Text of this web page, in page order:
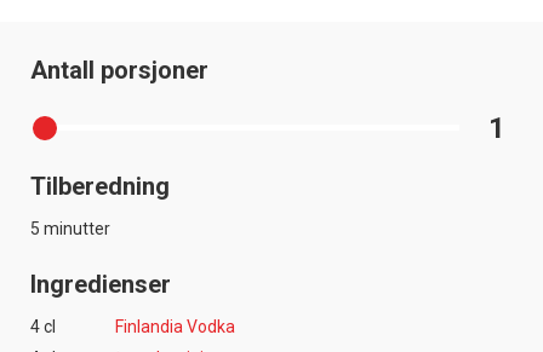
Antall porsjoner
1
Tilberedning
5 minutter
Ingredienser
4 cl
Finlandia Vodka